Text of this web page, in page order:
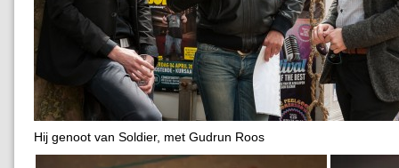
Hij genoot van Soldier, met Gudrun Roos